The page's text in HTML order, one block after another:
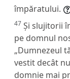
împăratului.
47 Și slujitorii
pe domnul
„Dumnezeul
vestit decât
domnie mai